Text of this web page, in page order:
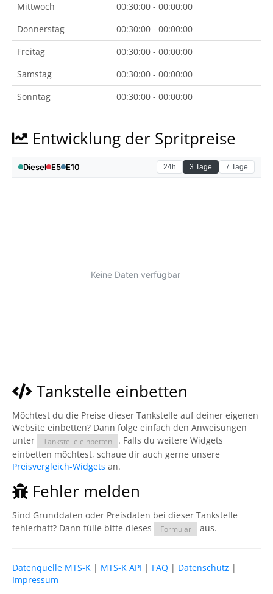
Mittwoch
00:30:00 - 00:00:00
Donnerstag
00:30:00 - 00:00:00
Freitag
00:30:00 - 00:00:00
Samstag
00:30:00 - 00:00:00
Sonntag
00:30:00 - 00:00:00
Entwicklung der Spritpreise
Tankstelle einbetten
Möchtest du die Preise dieser Tankstelle auf deiner eigenen
Website einbetten? Dann folge einfach den Anweisungen
unter
Tankstelle einbetten
. Falls du weitere Widgets
einbetten möchtest, schaue dir auch gerne unsere
Preisvergleich-Widgets an.
Fehler melden
Sind Grunddaten oder Preisdaten bei dieser Tankstelle
fehlerhaft? Dann fülle bitte dieses
Formular aus.
Datenquelle MTS-K | MTS-K API | FAQ | Datenschutz |
Impressum